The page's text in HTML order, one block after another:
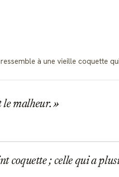
à une vieille coquette
le malheur.
coquette ; celle qui a